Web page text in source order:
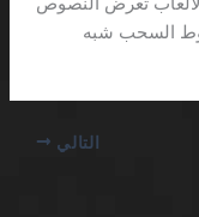
السحب شبه
التالي